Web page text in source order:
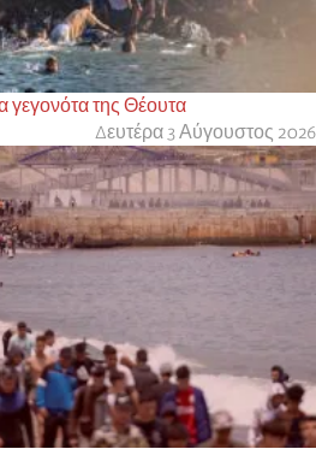
γεγονότα της Θέουτα
Δευτέρα 3 Αύγουστος 2026